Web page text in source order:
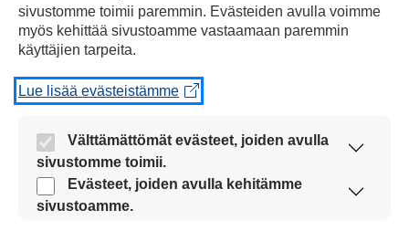
olympialaisissa.
13-vuotias Heili Sirviö
sivustomme toimii paremmin. Evästeiden avulla voimme
myös kehittää sivustoamme vastaamaan paremmin
käyttäjien tarpeita.
Lue lisää evästeistämme
Välttämättömät evästeet, joiden avulla
sivustomme toimii.
Nämä evästeet ovat aina käytössä, jotta
sivustoamme voi käyttää sujuvasti ja turvallisesti.
Evästeet, joiden avulla kehitämme
sivustoamme.